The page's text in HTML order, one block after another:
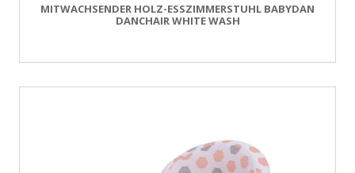
MITWACHSENDER HOLZ-ESSZIMMERSTUHL BABYDAN
DANCHAIR WHITE WASH